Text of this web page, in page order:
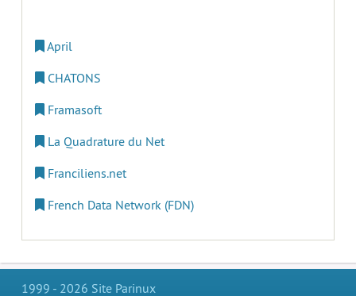
April
CHATONS
Framasoft
La Quadrature du Net
Franciliens.net
French Data Network (FDN)
1999 - 2026 Site Parinux